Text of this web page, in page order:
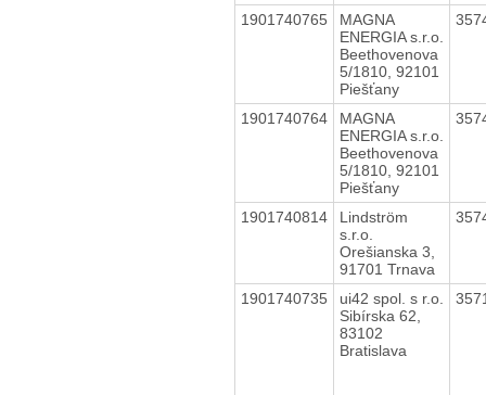
1901740765
MAGNA
ENERGIA s.r.o.
Beethovenova
5/1810, 92101
Piešťany
1901740764
MAGNA
ENERGIA s.r.o.
Beethovenova
5/1810, 92101
Piešťany
1901740814
Lindström
s.r.o.
Orešianska 3,
91701 Trnava
1901740735
ui42 spol. s r.o.
Sibírska 62,
83102
Bratislava